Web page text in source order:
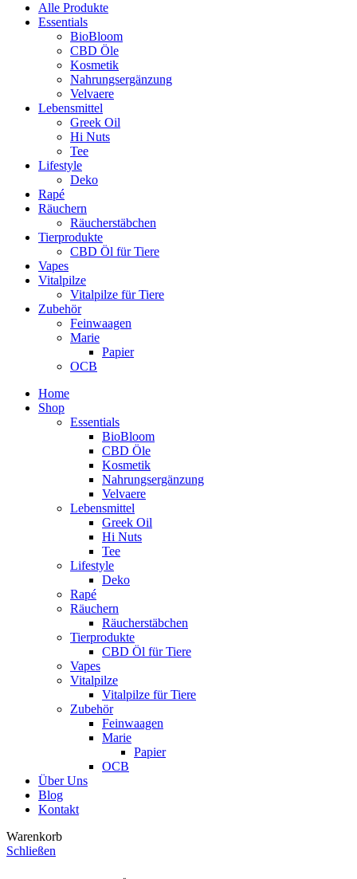
Alle Produkte
Essentials
BioBloom
CBD Öle
Kosmetik
Nahrungsergänzung
Velvaere
Lebensmittel
Greek Oil
Hi Nuts
Tee
Lifestyle
Deko
Rapé
Räuchern
Räucherstäbchen
Tierprodukte
CBD Öl für Tiere
Vapes
Vitalpilze
Vitalpilze für Tiere
Zubehör
Feinwaagen
Marie
Papier
OCB
Home
Shop
Essentials
BioBloom
CBD Öle
Kosmetik
Nahrungsergänzung
Velvaere
Lebensmittel
Greek Oil
Hi Nuts
Tee
Lifestyle
Deko
Rapé
Räuchern
Räucherstäbchen
Tierprodukte
CBD Öl für Tiere
Vapes
Vitalpilze
Vitalpilze für Tiere
Zubehör
Feinwaagen
Marie
Papier
OCB
Über Uns
Blog
Kontakt
Warenkorb
Schließen